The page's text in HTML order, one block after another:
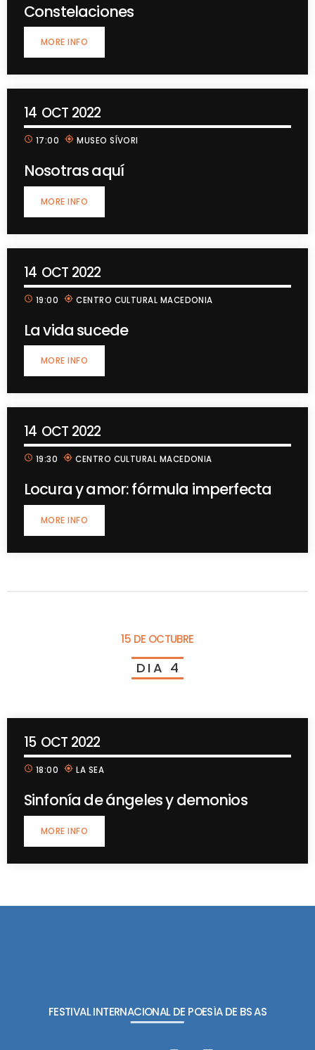
Constelaciones
MORE INFO
14 OCT 2022
schedule 17:00 my_location MUSEO SÍVORI
Nosotras aquí
MORE INFO
14 OCT 2022
schedule 19:00 my_location CENTRO CULTURAL MACEDONIA
La vida sucede
MORE INFO
14 OCT 2022
schedule 19:30 my_location CENTRO CULTURAL MACEDONIA
Locura y amor: fórmula imperfecta
MORE INFO
15 DE OCTUBRE
D I A 4
15 OCT 2022
schedule 18:00 my_location LA SEA
Sinfonía de ángeles y demonios
MORE INFO
FESTIVAL INTERNACIONAL DE POESÍA DE BS AS